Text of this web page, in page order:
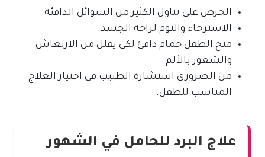
الحرص على تناول الكثير من السوائل الدافئة.
الاسترخاء والنوم لراحة الجسد.
منح الطفل حمام دافئ لكي يقلل من الارتعاش
والشعور بالألم.
من الضروري استشارة الطبيب في اختيار العلاج
المناسب للطفل.
علاج البرد للحامل في الشهور